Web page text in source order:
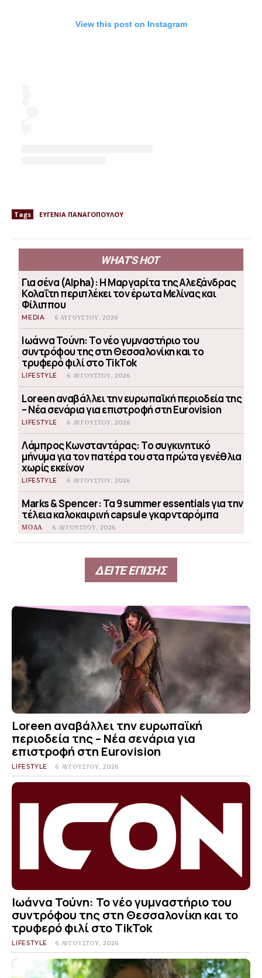
View this post on Instagram
Tags ΕΥΓΕΝΙΑ ΠΑΝΑΓΟΠΟΥΛΟΥ
WHAT'S HOT
Για σένα (Alpha): Η Μαργαρίτα της Αλεξάνδρας
Κολαΐτη περιπλέκει τον έρωτα Μελίνας και
Φίλιππου
MEDIA 6 ΑΥΓΟΎΣΤΟΥ, 2026
Ιωάννα Τούνη: Το νέο γυμναστήριο του
συντρόφου της στη Θεσσαλονίκη και το
τρυφερό φιλί στο TikTok
LIFESTYLE 6 ΑΥΓΟΎΣΤΟΥ, 2026
Loreen αναβάλλει την ευρωπαϊκή περιοδεία της
– Νέα σενάρια για επιστροφή στη Eurovision
LIFESTYLE 6 ΑΥΓΟΎΣΤΟΥ, 2026
Λάμπρος Κωνσταντάρας: Το συγκινητικό
μήνυμα για τον πατέρα του στα πρώτα γενέθλια
χωρίς εκείνον
LIFESTYLE 6 ΑΥΓΟΎΣΤΟΥ, 2026
Marks & Spencer: Τα 9 summer essentials για την
τέλεια καλοκαιρινή capsule γκαρνταρόμπα
ΜΟΔΑ 6 ΑΥΓΟΎΣΤΟΥ, 2026
ΔΕΙΤΕ ΕΠΙΣΗΣ
Loreen αναβάλλει την ευρωπαϊκή
περιοδεία της – Νέα σενάρια για
επιστροφή στη Eurovision
LIFESTYLE 6 ΑΥΓΟΎΣΤΟΥ, 2026
Ιωάννα Τούνη: Το νέο γυμναστήριο του
συντρόφου της στη Θεσσαλονίκη και το
τρυφερό φιλί στο TikTok
LIFESTYLE 6 ΑΥΓΟΎΣΤΟΥ, 2026